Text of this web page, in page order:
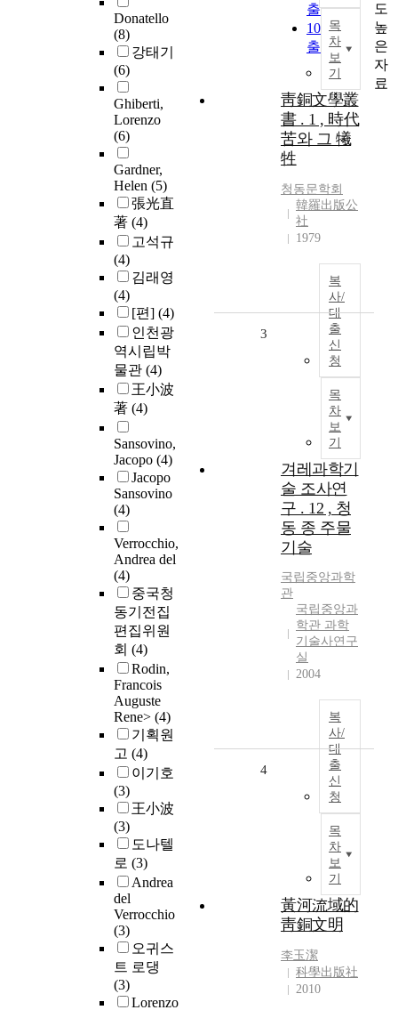
Donatello
(8)
강태기
(6)
Ghiberti,
Lorenzo
(6)
Gardner,
Helen (5)
張光直
著 (4)
고석규
(4)
김래영
(4)
[편] (4)
인천광
역시립박
물관 (4)
王小波
著 (4)
Sansovino,
Jacopo (4)
Jacopo
Sansovino
(4)
Verrocchio,
Andrea del
(4)
중국청
동기전집
편집위원
회 (4)
Rodin,
Francois
Auguste
Rene> (4)
기획원
고 (4)
이기호
(3)
王小波
(3)
도나텔
로 (3)
Andrea
del
Verrocchio
(3)
오귀스
트 로댕
(3)
Lorenzo
출력
100개씩
출력
목
차
보
기
靑銅文學叢
書 . 1 , 時代
苦와 그 犧
牲
청동문학회
韓羅出版公
社
1979
복
사/
대
출
신
청
목
차
보
기
3
겨레과학기
술 조사연
구 . 12 , 청
동 종 주물
기술
국립중앙과학
관
국립중앙과
학관 과학
기술사연구
실
2004
복
사/
대
출
신
청
목
차
보
기
4
黃河流域的
靑銅文明
李玉潔
科學出版社
2010
도
높
은
자
료